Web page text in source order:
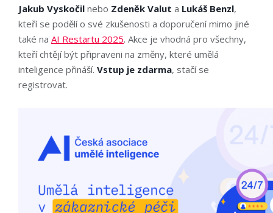
Jakub Vyskočil nebo Zdeněk Valut a Lukáš Benzl,
kteří se podělí o své zkušenosti a doporučení mimo jiné
také na AI Restartu 2025. Akce je vhodná pro všechny,
kteří chtějí být připraveni na změny, které umělá
inteligence přináší. Vstup je zdarma, stačí se
registrovat.